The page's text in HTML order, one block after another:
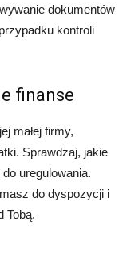
dokumentów
kontroli
finanse
małej firmy,
Sprawdzaj, jakie
uregulowania.
do dyspozycji i
Tobą.